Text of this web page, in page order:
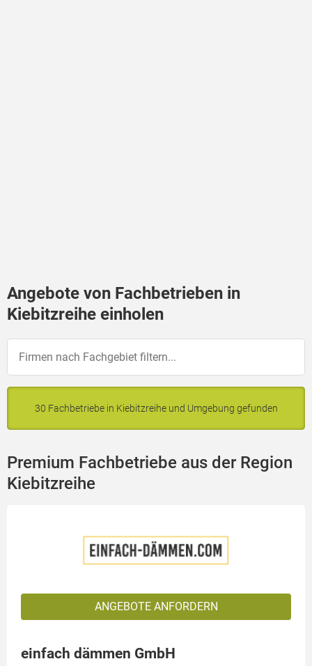
Angebote von Fachbetrieben in
Kiebitzreihe einholen
30 Fachbetriebe in Kiebitzreihe und Umgebung gefunden
Premium Fachbetriebe aus der Region
Kiebitzreihe
ANGEBOTE ANFORDERN
einfach dämmen GmbH